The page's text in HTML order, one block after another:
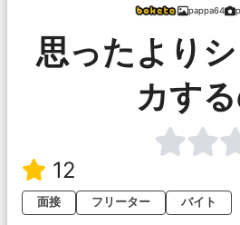
pappa64
思ったより
カす
12
面接
フリーター バイト